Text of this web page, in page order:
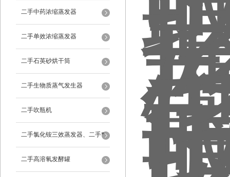
二手中药浓缩蒸发器
二手单效浓缩蒸发器
二手石英砂烘干筒
二手生物质蒸气发生器
二手吹瓶机
二手氯化铵三效蒸发器、二手*
蒸发器
二手高溶氧发酵罐